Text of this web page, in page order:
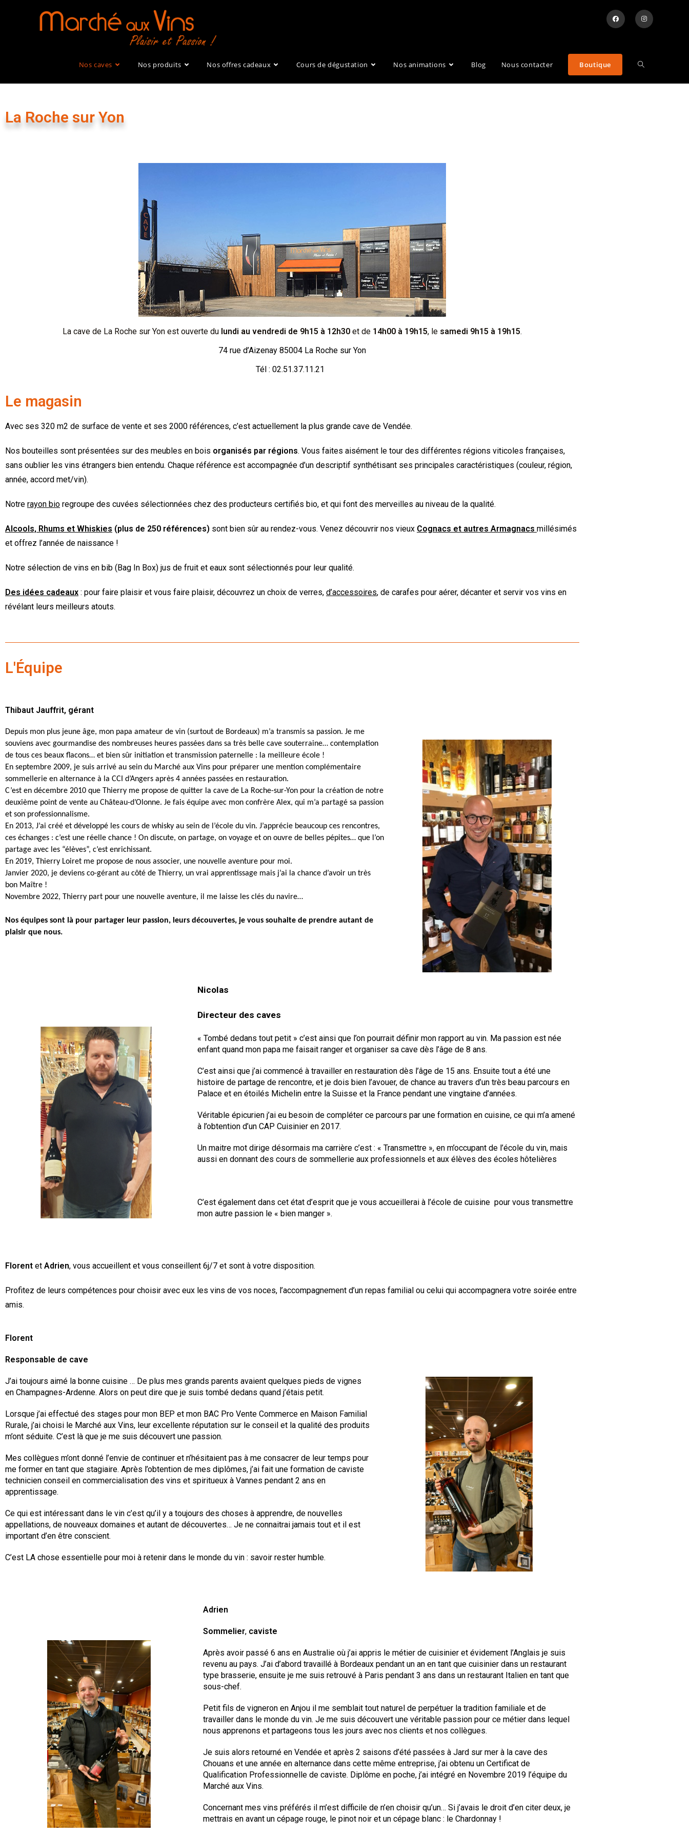
Nos caves Nos produits Nos offres cadeaux Cours de dégustation Nos animations Blog Nous contacter Boutique
La Roche sur Yon
La cave de La Roche sur Yon est ouverte du lundi au vendredi de 9h15 à 12h30 et de 14h00 à 19h15, le samedi 9h15 à 19h15.
74 rue d’Aizenay 85004 La Roche sur Yon
Tél : 02.51.37.11.21
Le magasin
Avec ses 320 m2 de surface de vente et ses 2000 références, c’est actuellement la plus grande cave de Vendée.
Nos bouteilles sont présentées sur des meubles en bois organisés par régions. Vous faites aisément le tour des différentes régions viticoles françaises,
sans oublier les vins étrangers bien entendu. Chaque référence est accompagnée d’un descriptif synthétisant ses principales caractéristiques (couleur, région,
année, accord met/vin).
Notre rayon bio regroupe des cuvées sélectionnées chez des producteurs certifiés bio, et qui font des merveilles au niveau de la qualité.
Alcools, Rhums et Whiskies (plus de 250 références) sont bien sûr au rendez-vous. Venez découvrir nos vieux Cognacs et autres Armagnacs millésimés
et offrez l’année de naissance !
Notre sélection de vins en bib (Bag In Box) jus de fruit et eaux sont sélectionnés pour leur qualité.
Des idées cadeaux : pour faire plaisir et vous faire plaisir, découvrez un choix de verres, d’accessoires, de carafes pour aérer, décanter et servir vos vins en
révélant leurs meilleurs atouts.
L'Équipe
Thibaut Jauffrit, gérant
Depuis mon plus jeune âge, mon papa amateur de vin (surtout de Bordeaux) m’a transmis sa passion. Je me
souviens avec gourmandise des nombreuses heures passées dans sa très belle cave souterraine… contemplation
de tous ces beaux flacons… et bien sûr initiation et transmission paternelle : la meilleure école !
En septembre 2009, je suis arrivé au sein du Marché aux Vins pour préparer une mention complémentaire
sommellerie en alternance à la CCI d’Angers après 4 années passées en restauration.
C’est en décembre 2010 que Thierry me propose de quitter la cave de La Roche-sur-Yon pour la création de notre
deuxième point de vente au Château-d’Olonne. Je fais équipe avec mon confrère Alex, qui m’a partagé sa passion
et son professionnalisme.
En 2013, J’ai créé et développé les cours de whisky au sein de l’école du vin. J’apprécie beaucoup ces rencontres,
ces échanges : c’est une réelle chance ! On discute, on partage, on voyage et on ouvre de belles pépites… que l’on
partage avec les “élèves”, c’est enrichissant.
En 2019, Thierry Loiret me propose de nous associer, une nouvelle aventure pour moi.
Janvier 2020, je deviens co-gérant au côté de Thierry, un vrai apprentissage mais j’ai la chance d’avoir un très
bon Maître !
Novembre 2022, Thierry part pour une nouvelle aventure, il me laisse les clés du navire…
Nos équipes sont là pour partager leur passion, leurs découvertes, je vous souhaite de prendre autant de
plaisir que nous.
Nicolas
Directeur des caves
« Tombé dedans tout petit » c’est ainsi que l’on pourrait définir mon rapport au vin. Ma passion est née
enfant quand mon papa me faisait ranger et organiser sa cave dès l’âge de 8 ans.
C’est ainsi que j’ai commencé à travailler en restauration dès l’âge de 15 ans. Ensuite tout a été une
histoire de partage de rencontre, et je dois bien l’avouer, de chance au travers d’un très beau parcours en
Palace et en étoilés Michelin entre la Suisse et la France pendant une vingtaine d’années.
Véritable épicurien j’ai eu besoin de compléter ce parcours par une formation en cuisine, ce qui m’a amené
à l’obtention d’un CAP Cuisinier en 2017.
Un maitre mot dirige désormais ma carrière c’est : « Transmettre », en m’occupant de l’école du vin, mais
aussi en donnant des cours de sommellerie aux professionnels et aux élèves des écoles hôtelières
C’est également dans cet état d’esprit que je vous accueillerai à l’école de cuisine  pour vous transmettre
mon autre passion le « bien manger ».
Florent et Adrien, vous accueillent et vous conseillent 6j/7 et sont à votre disposition.
Profitez de leurs compétences pour choisir avec eux les vins de vos noces, l’accompagnement d’un repas familial ou celui qui accompagnera votre soirée entre
amis.
Florent
Responsable de cave
J’ai toujours aimé la bonne cuisine … De plus mes grands parents avaient quelques pieds de vignes
en Champagnes-Ardenne. Alors on peut dire que je suis tombé dedans quand j’étais petit.
Lorsque j’ai effectué des stages pour mon BEP et mon BAC Pro Vente Commerce en Maison Familial
Rurale, j’ai choisi le Marché aux Vins, leur excellente réputation sur le conseil et la qualité des produits
m’ont séduite. C’est là que je me suis découvert une passion.
Mes collègues m’ont donné l’envie de continuer et n’hésitaient pas à me consacrer de leur temps pour
me former en tant que stagiaire. Après l’obtention de mes diplômes, j’ai fait une formation de caviste
technicien conseil en commercialisation des vins et spiritueux à Vannes pendant 2 ans en
apprentissage.
Ce qui est intéressant dans le vin c’est qu’il y a toujours des choses à apprendre, de nouvelles
appellations, de nouveaux domaines et autant de découvertes… Je ne connaitrai jamais tout et il est
important d’en être conscient.
C’est LA chose essentielle pour moi à retenir dans le monde du vin : savoir rester humble.
Adrien
Sommelier, caviste
Après avoir passé 6 ans en Australie où j’ai appris le métier de cuisinier et évidement l’Anglais je suis
revenu au pays. J’ai d’abord travaillé à Bordeaux pendant un an en tant que cuisinier dans un restaurant
type brasserie, ensuite je me suis retrouvé à Paris pendant 3 ans dans un restaurant Italien en tant que
sous-chef.
Petit fils de vigneron en Anjou il me semblait tout naturel de perpétuer la tradition familiale et de
travailler dans le monde du vin. Jeme suis découvert une véritable passion pour ce métier dans lequel
nous apprenons et partageons tous les jours avec nos clients et nos collègues.
Je suis alors retourné en Vendée et après 2 saisons d’été passées à Jard sur mer à la cave des
Chouans et une année en alternance dans cette même entreprise, j’ai obtenu un Certificat de
Qualification Professionnelle de caviste. Diplôme en poche, j’ai intégré en Novembre 2019 l’équipe du
Marché aux Vins.
Concernant mes vins préférés il m’est difficile de n’en choisir qu’un… Si j’avais le droit d’en citer deux, je
mettrais en avant un cépage rouge, le pinot noir et un cépage blanc : le Chardonnay !